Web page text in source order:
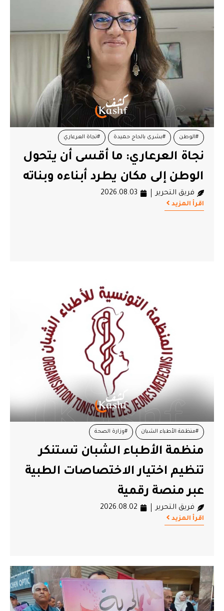
#الوطن #بشرى بالحاج حميدة #نجاة العرعاري
نجاة العرعاري: ما أقسى أن يتحول
الوطن إلى مكان يطرد أبناءه وبناته
فريق التحرير 2026.08.03
اقرأ المزيد
#منظمة الأطباء الشبان #وزارة الصحة
منظمة الأطباء الشبان تستنكر
تنظيم اختيار الاختصاصات الطبية
عبر منصة رقمية
فريق التحرير 2026.08.02
اقرأ المزيد